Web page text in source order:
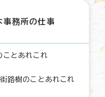
事務所の仕事
ことあれこれ
街路樹のことあれこれ